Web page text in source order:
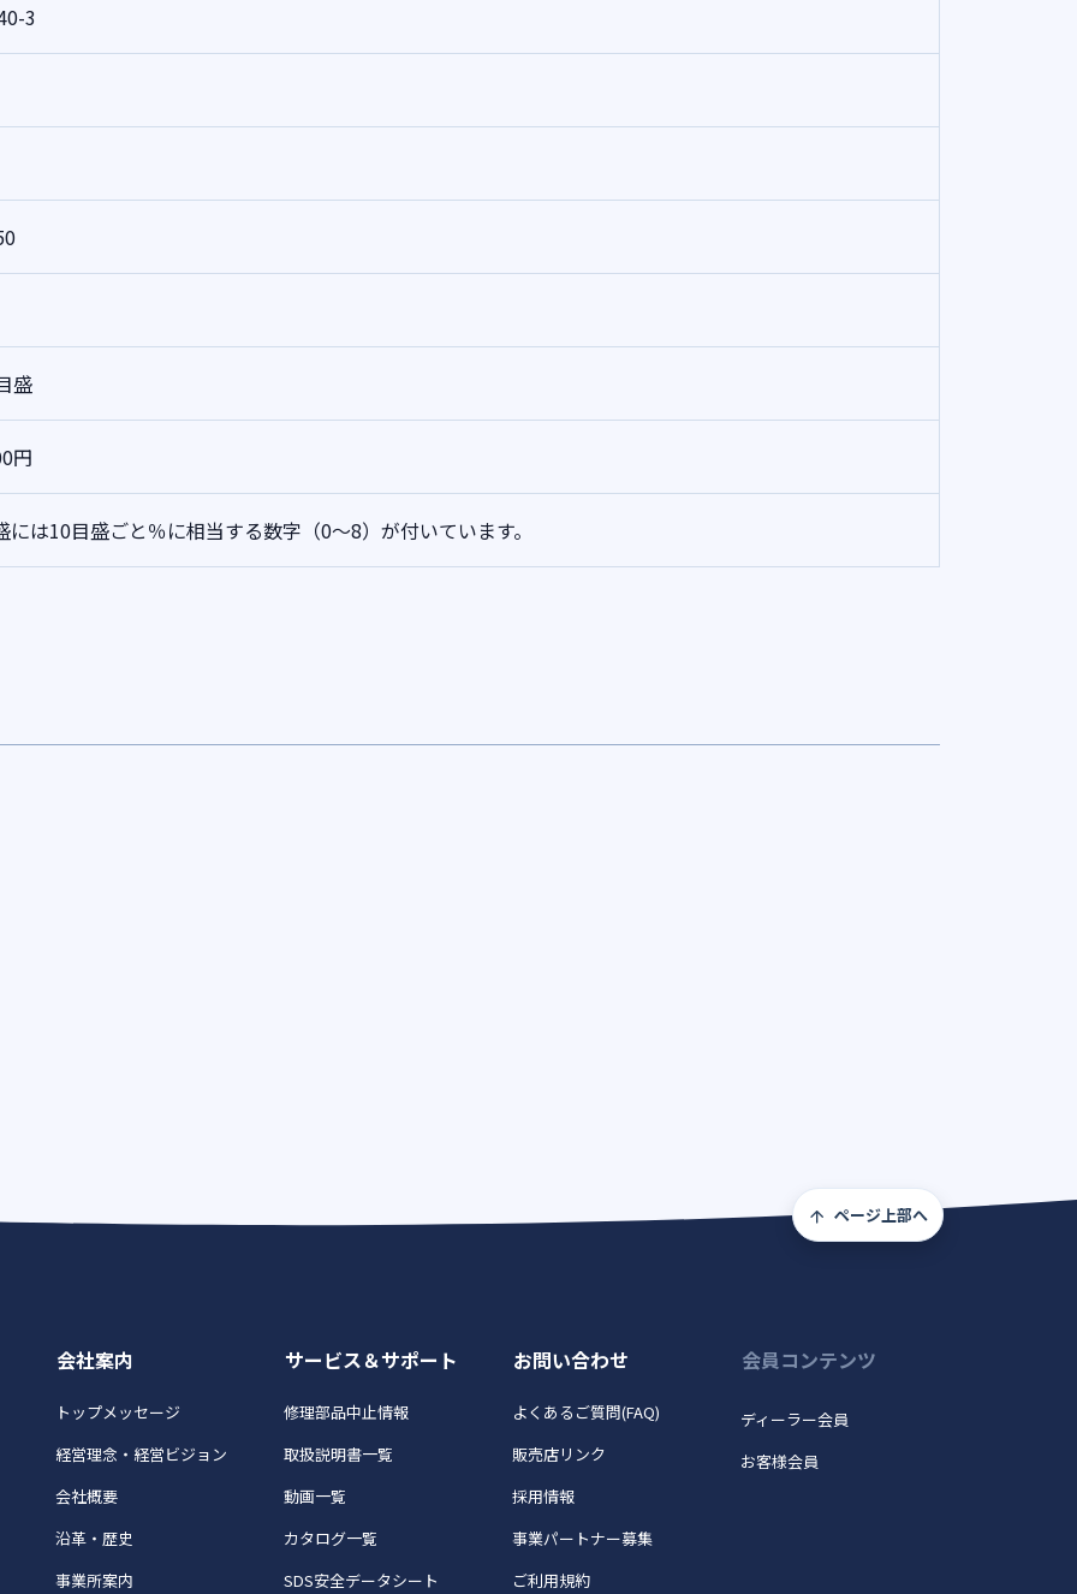
3
盛
円
は10目盛ごと％に相当する数字（0～8）が付いています。
ページ上部へ
会社案内
トップメッセージ
経営理念・経営ビジョン
会社概要
沿革・歴史
事業所案内
サービス＆サポート
修理部品中止情報
取扱説明書一覧
動画一覧
カタログ一覧
SDS安全データシート
お問い合わせ
よくあるご質問(FAQ)
販売店リンク
採用情報
事業パートナー募集
ご利用規約
会員コンテンツ
ディーラー会員
お客様会員